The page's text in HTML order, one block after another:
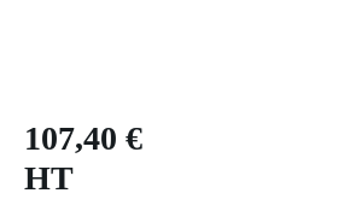
107,40 €
HT